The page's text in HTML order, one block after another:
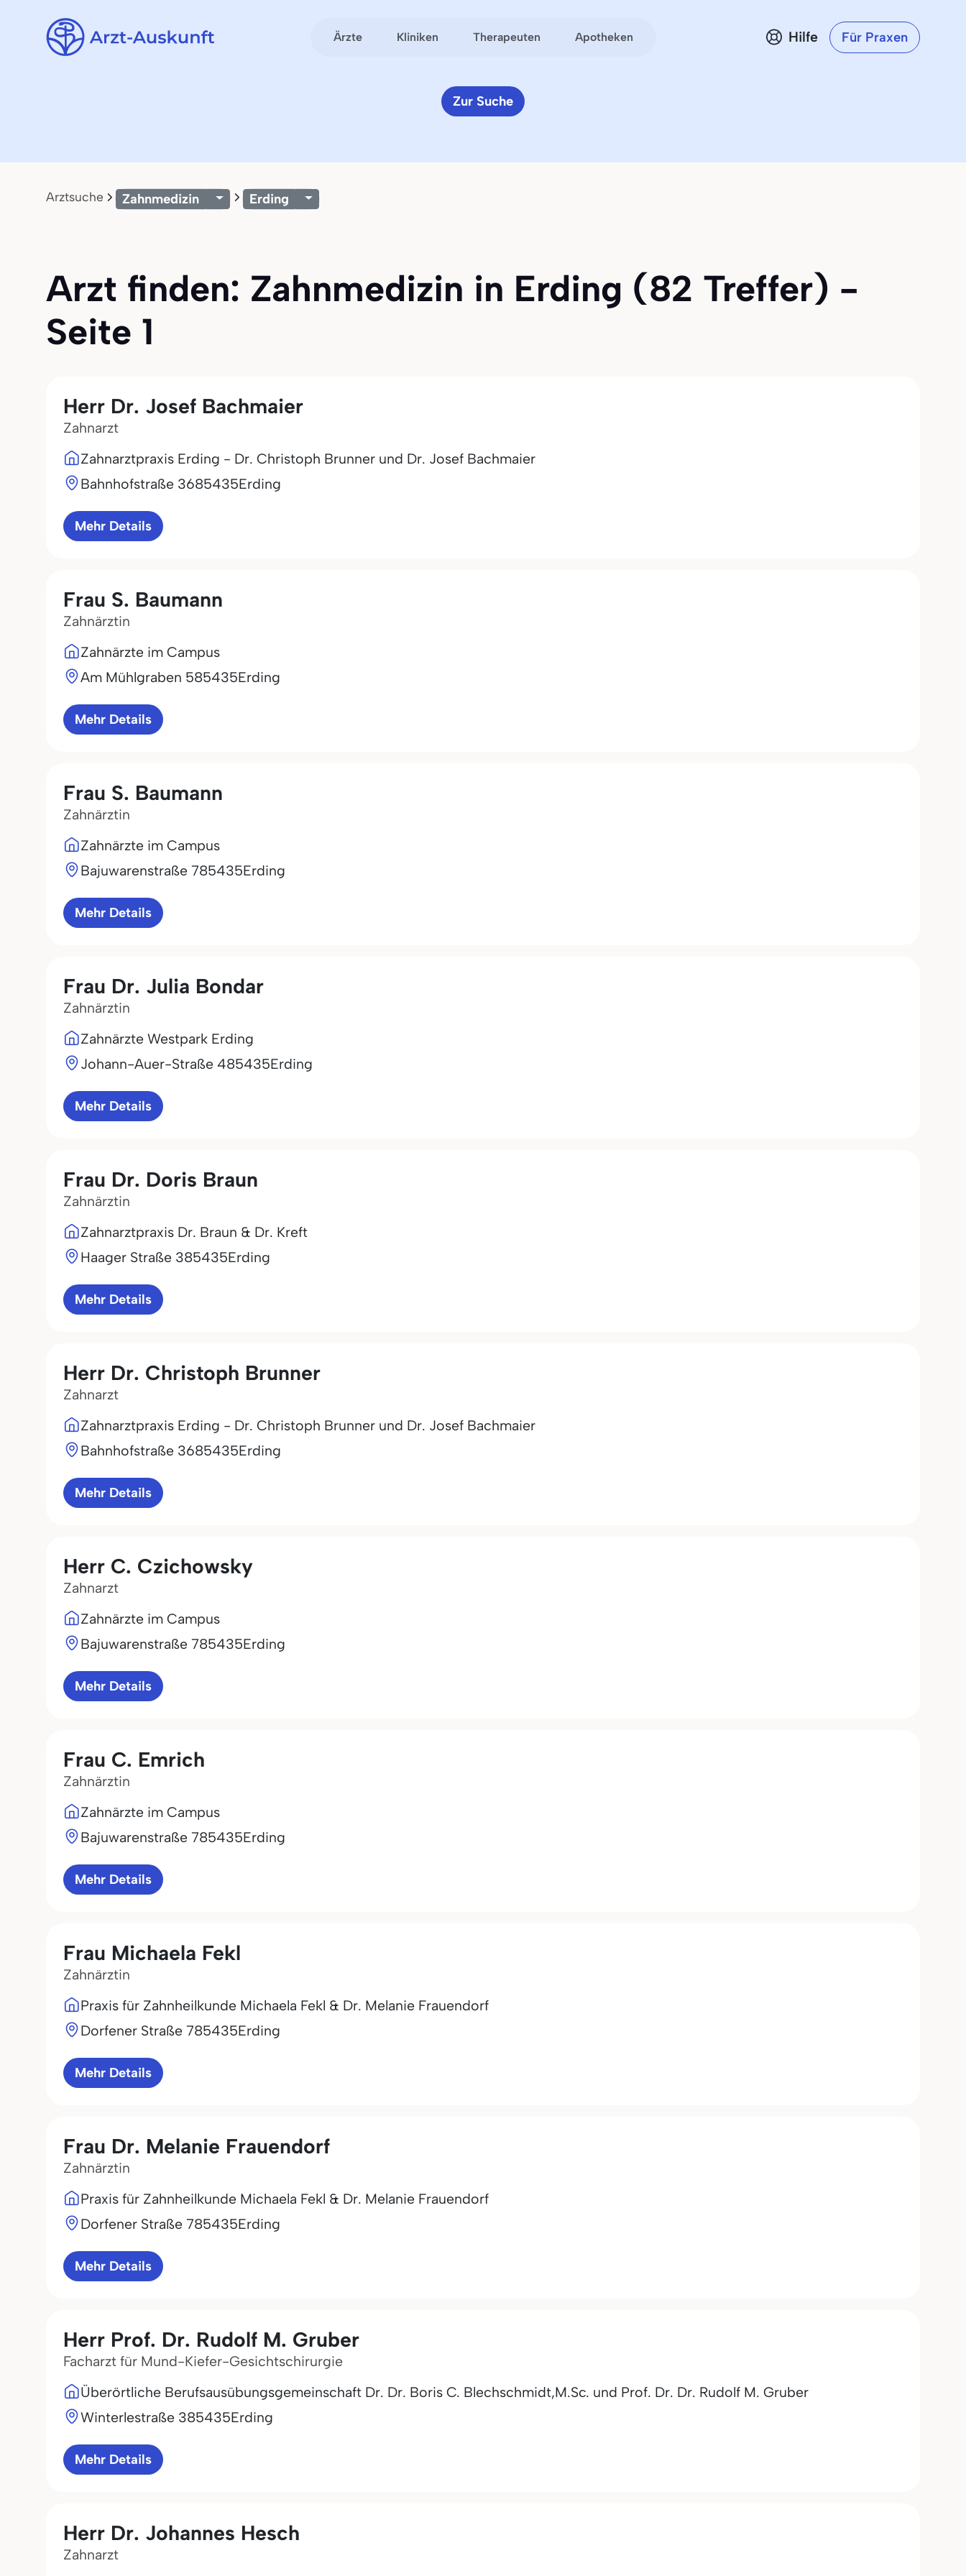
Ärzte Kliniken Therapeuten Apotheken Hilfe Für Praxen
Zur Suche
Arztsuche Zahnmedizin Erding
Arzt finden: Zahnmedizin in Erding (82 Treffer) -
Seite 1
Herr Dr. Josef Bachmaier
Zahnarzt
Zahnarztpraxis Erding - Dr. Christoph Brunner und Dr. Josef Bachmaier
Bahnhofstraße 3685435Erding
Mehr Details
Frau S. Baumann
Zahnärztin
Zahnärzte im Campus
Am Mühlgraben 585435Erding
Mehr Details
Frau S. Baumann
Zahnärztin
Zahnärzte im Campus
Bajuwarenstraße 785435Erding
Mehr Details
Frau Dr. Julia Bondar
Zahnärztin
Zahnärzte Westpark Erding
Johann-Auer-Straße 485435Erding
Mehr Details
Frau Dr. Doris Braun
Zahnärztin
Zahnarztpraxis Dr. Braun & Dr. Kreft
Haager Straße 385435Erding
Mehr Details
Herr Dr. Christoph Brunner
Zahnarzt
Zahnarztpraxis Erding - Dr. Christoph Brunner und Dr. Josef Bachmaier
Bahnhofstraße 3685435Erding
Mehr Details
Herr C. Czichowsky
Zahnarzt
Zahnärzte im Campus
Bajuwarenstraße 785435Erding
Mehr Details
Frau C. Emrich
Zahnärztin
Zahnärzte im Campus
Bajuwarenstraße 785435Erding
Mehr Details
Frau Michaela Fekl
Zahnärztin
Praxis für Zahnheilkunde Michaela Fekl & Dr. Melanie Frauendorf
Dorfener Straße 785435Erding
Mehr Details
Frau Dr. Melanie Frauendorf
Zahnärztin
Praxis für Zahnheilkunde Michaela Fekl & Dr. Melanie Frauendorf
Dorfener Straße 785435Erding
Mehr Details
Herr Prof. Dr. Rudolf M. Gruber
Facharzt für Mund-Kiefer-Gesichtschirurgie
Überörtliche Berufsausübungsgemeinschaft Dr. Dr. Boris C. Blechschmidt,M.Sc. und Prof. Dr. Dr. Rudolf M. Gruber
Winterlestraße 385435Erding
Mehr Details
Herr Dr. Johannes Hesch
Zahnarzt